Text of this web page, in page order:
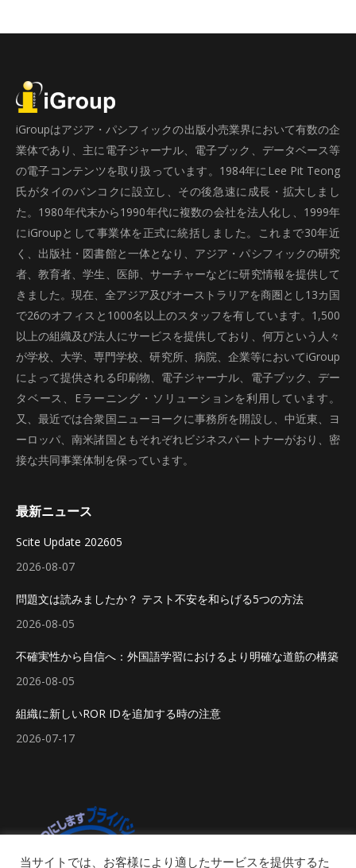
iGroupはアジア・パシフィックの出版小売業界において有数の企
業体であり、主に電子ジャーナル、電子ブック、データベース等
の電子コンテンツを取り扱っています。1984年にLee Pit Teong
氏がタイのバンコクに設立し、その後急速に成長・拡大しまし
た。1980年代末から1990年代に複数の会社を法人化し、1999年
にiGroupとして事業体を正式に統括しました。これまで30年近
く、出版社・図書館と一体となり、アジア・パシフィックの研究
者、教育者、学生、医師、サーチャーなどに研究情報を提供して
きました。現在、全アジア及びオーストラリアを商圏とし13カ国
で26のオフィスと1000名以上のスタッフを有しています。1,500
以上の組織及び法人にサービスを提供しており、何万という人々
が学校、大学、専門学校、研究所、病院、企業等においてiGroup
によって提供される印刷物、電子ジャーナル、電子ブック、デー
タベース、Eラーニング・ソリューションを利用しています。
又、最近では合衆国ニューヨークに事務所を開設し、中近東、ヨ
ーロッパ、南米諸国ともそれぞれビジネスパートナーがおり、密
接な共同事業体制を保っています。
最新ニュース
Scite Update 202605
2026-08-07
問題文は読みましたか？ テスト不安を和らげる5つの方法
2026-08-05
不確実性から自信へ：外国語学習におけるより明確な道筋の構築
2026-08-05
組織に新しいROR IDを追加する時の注意
2026-07-17
当サイトでは、お客様により適したサービスを提供するた